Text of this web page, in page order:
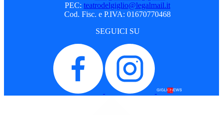
PEC: teatrodelgiglio@legalmail.it
Cod. Fisc. e P.IVA: 01670770468
SEGUICI SU